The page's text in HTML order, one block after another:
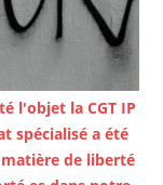
l'objet la CGT IP
spécialisé a été
de liberté